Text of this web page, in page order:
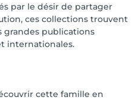
par le désir de partager
ces collections trouvent
grandes publications
internationales.
cette famille en